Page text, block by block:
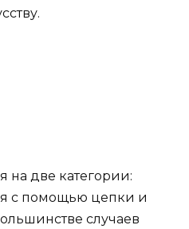
на две категории:
с помощью цепки и
случаев